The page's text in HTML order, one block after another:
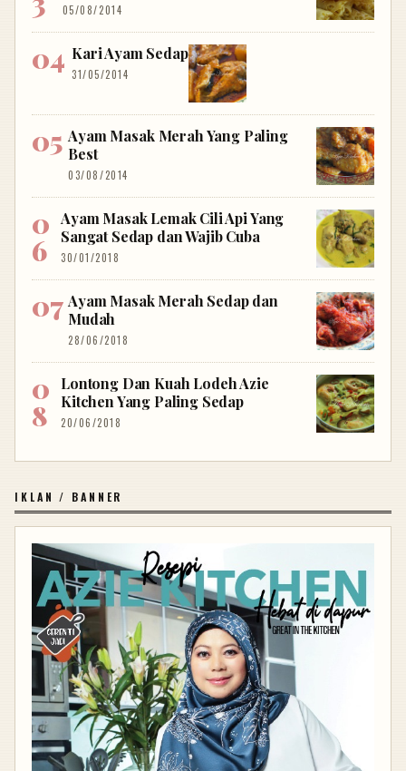
05/08/2014
Kari Ayam Sedap
31/05/2014
Ayam Masak Merah Yang Paling
Best
03/08/2014
Ayam Masak Lemak Cili Api Yang
Sangat Sedap dan Wajib Cuba
30/01/2018
Ayam Masak Merah Sedap dan
Mudah
28/06/2018
Lontong Dan Kuah Lodeh Azie
Kitchen Yang Paling Sedap
20/06/2018
IKLAN / BANNER